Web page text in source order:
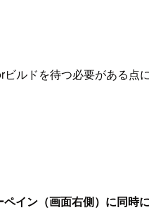
ルドを待つ必要がある点に
イン（画面右側）に同時